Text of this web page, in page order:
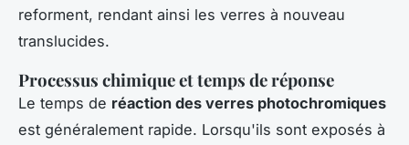
reforment, rendant ainsi les verres à nouveau
translucides.
Processus chimique et temps de réponse
Le temps de réaction des verres photochromiques
est généralement rapide. Lorsqu'ils sont exposés à